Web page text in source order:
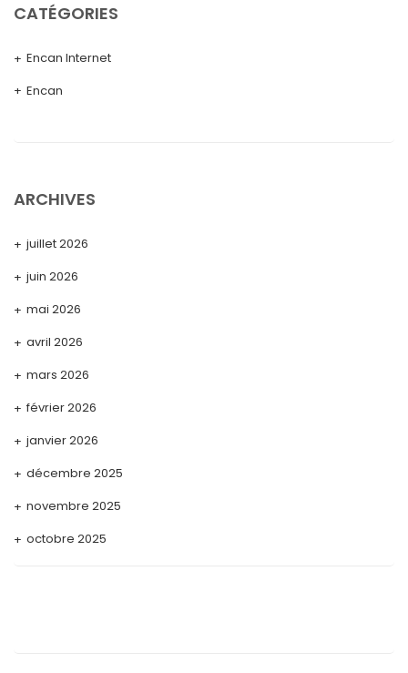
CATÉGORIES
Encan Internet
Encan
ARCHIVES
juillet 2026
juin 2026
mai 2026
avril 2026
mars 2026
février 2026
janvier 2026
décembre 2025
novembre 2025
octobre 2025